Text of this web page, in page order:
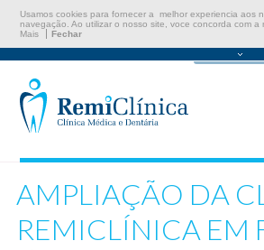
Usamos cookies para fornecer a melhor experiencia aos
navegação. Ao utilizar o nosso site, voce concorda com a
Mais
Fechar
AMPLIAÇÃO DA
REMICLÍNICA EM